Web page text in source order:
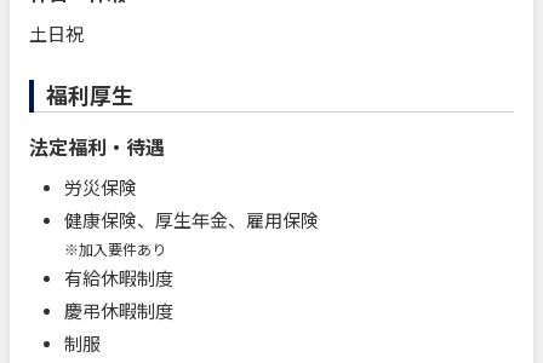
土日祝
福利厚生
法定福利・待遇
労災保険
健康保険、厚生年金、雇用保険
※加入要件あり
有給休暇制度
慶弔休暇制度
制服